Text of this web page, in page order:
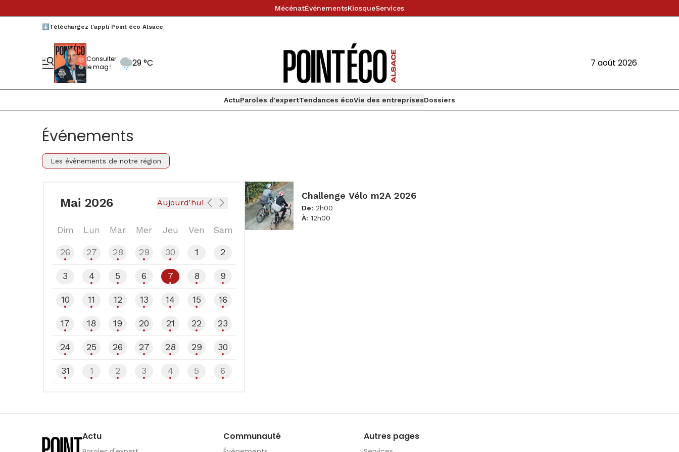
MécénatÉvénementsKiosqueServices
⬇️Téléchargez l'appli Point éco Alsace
Consulter
le mag !
29 °C 7 août 2026
ActuParoles d'expertTendances écoVie des entreprisesDossiers
Événements
Les évènements de notre région
Mai 2026 Aujourd'hui
Dim Lun Mar Mer Jeu Ven Sam
26 27 28 29 30 1 2
3 4 5 6 7 8 9
10 11 12 13 14 15 16
17 18 19 20 21 22 23
24 25 26 27 28 29 30
31 1 2 3 4 5 6
Challenge Vélo m2A 2026
De: 2h00
À: 12h00
Actu Communauté Autres pages